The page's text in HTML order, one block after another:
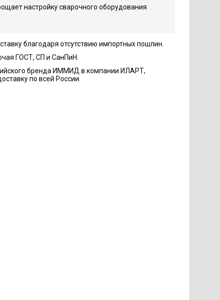
настройку сварочного оборудования
благодаря отсутствию импортных пошлин.
ГОСТ, СП и СанПиН.
бренда ИММИД в компании ИЛАРТ,
по всей России.